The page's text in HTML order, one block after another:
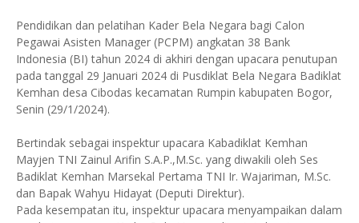
Pendidikan dan pelatihan Kader Bela Negara bagi Calon
Pegawai Asisten Manager (PCPM) angkatan 38 Bank
Indonesia (BI) tahun 2024 di akhiri dengan upacara penutupan
pada tanggal 29 Januari 2024 di Pusdiklat Bela Negara Badiklat
Kemhan desa Cibodas kecamatan Rumpin kabupaten Bogor,
Senin (29/1/2024).
Bertindak sebagai inspektur upacara Kabadiklat Kemhan
Mayjen TNI Zainul Arifin S.A.P.,M.Sc. yang diwakili oleh Ses
Badiklat Kemhan Marsekal Pertama TNI Ir. Wajariman, M.Sc.
dan Bapak Wahyu Hidayat (Deputi Direktur).
Pada kesempatan itu, inspektur upacara menyampaikan dalam